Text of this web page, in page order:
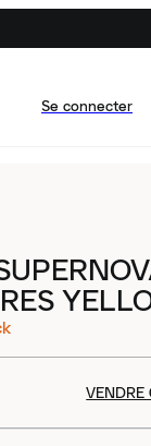
Se connecter
VENDRE